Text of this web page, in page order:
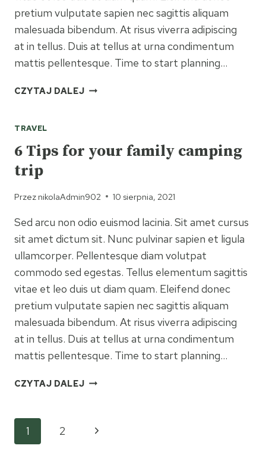
pretium vulputate sapien nec sagittis aliquam
malesuada bibendum. At risus viverra adipiscing
at in tellus. Duis at tellus at urna condimentum
mattis pellentesque. Time to start planning…
CZYTAJ DALEJTIPS
FIRST
TRAVEL
6 Tips for your family camping
trip
Przez nikolaAdmin902 10 sierpnia, 2021
Sed arcu non odio euismod lacinia. Sit amet cursus
sit amet dictum sit. Nunc pulvinar sapien et ligula
ullamcorper. Pellentesque diam volutpat
commodo sed egestas. Tellus elementum sagittis
vitae et leo duis ut diam quam. Eleifend donec
pretium vulputate sapien nec sagittis aliquam
malesuada bibendum. At risus viverra adipiscing
at in tellus. Duis at tellus at urna condimentum
mattis pellentesque. Time to start planning…
CZYTAJ DALEJ6
FAMILY
Nawigacja
1 2
Następna